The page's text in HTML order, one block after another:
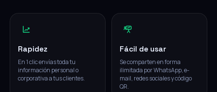
Rapidez
En 1 clic envías toda tu
información personal o
corporativa a tus clientes.
Fácil de usar
Se comparten en forma
ilimitada por WhatsApp, e-
mail, redes sociales y código
QR.